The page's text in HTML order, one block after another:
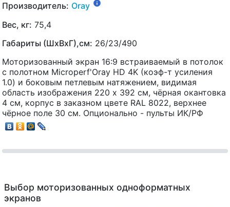
Производитель: Oray
Вес, кг: 75,4
Габариты (ШхВхГ),см: 26/23/490
Моторизованный экран 16:9 встраиваемый в потолок
с полотном Microperf'Oray HD 4K (коэф-т усиления
1.0) и боковым петлевым натяжением, видимая
область изображения 220 x 392 см, чёрная окантовка
4 см, корпус в заказном цвете RAL 8022, верхнее
чёрное поле 30 см. Опционально - пульты ИК/РФ
Выбор моторизованных одноформатных
экранов